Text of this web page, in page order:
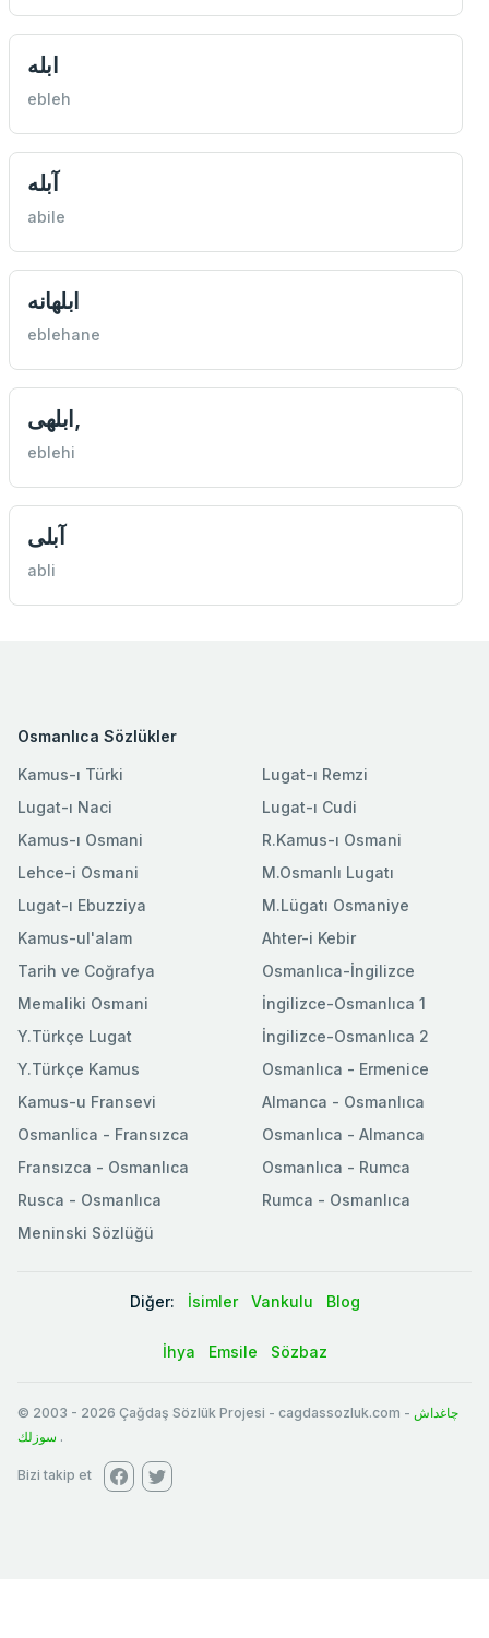
ابله
ebleh
آبله
abile
ابلهانه
eblehane
ابلهی,
eblehi
آبلی
abli
Osmanlıca Sözlükler
Kamus-ı Türki
Lugat-ı Naci
Kamus-ı Osmani
Lehce-i Osmani
Lugat-ı Ebuzziya
Lugat-ı Remzi
Lugat-ı Cudi
R.Kamus-ı Osmani
M.Osmanlı Lugatı
M.Lügatı Osmaniye
Kamus-ul'alam
Tarih ve Coğrafya
Memaliki Osmani
Y.Türkçe Lugat
Y.Türkçe Kamus
Ahter-i Kebir
Osmanlıca-İngilizce
İngilizce-Osmanlıca 1
İngilizce-Osmanlıca 2
Osmanlıca - Ermenice
Kamus-u Fransevi
Osmanlica - Fransızca
Fransızca - Osmanlıca
Rusca - Osmanlıca
Meninski Sözlüğü
Almanca - Osmanlıca
Osmanlıca - Almanca
Osmanlıca - Rumca
Rumca - Osmanlıca
Diğer: İsimler Vankulu Blog
İhya Emsile Sözbaz
© 2003 - 2026 Çağdaş Sözlük Projesi - cagdassozluk.com - چاغداش
سوزلك .
Bizi takip et